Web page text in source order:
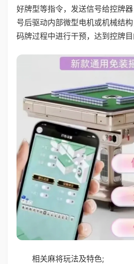
好牌型等指令，发送信号给控牌
号后驱动内部微型电机或机械结构
码牌过程中进行干预，达到控牌目
相关麻将玩法及特色;